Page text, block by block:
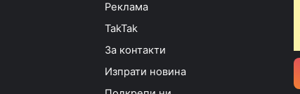
Реклама
TakTak
За контакти
Изпрати новина